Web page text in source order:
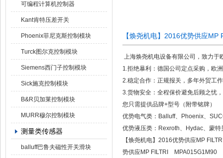
可编程计算机控制器
Kant肯特压差开关
Phoenix菲尼克斯控制模块
Turck图尔克控制模块
Siemens西门子控制模块
Sick施克控制模块
B&R贝加莱控制模块
MURR穆尔控制模块
测量类传感器
balluff巴鲁夫磁性开关滑块
【焕尧机电】2016优势供应
上海焕尧机电设备有限公司，致力于
1.拒绝暴利：德国公司定点采购，欧
2.稳定合作：正规报关，多年外贸工
3.货物安全：全程保价避免后顾之忧
您只需提供品牌+型号（附带铭牌）
优势电气类：Balluff、Phoenix
优势液压类：Rexroth、Hydac、蒙
【焕尧机电】2016优势供应MP
势供应MP FILTRI MPA015G1M90